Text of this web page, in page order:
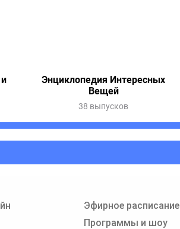
или сказок
Энциклопедия Интересных
Вещей
38 выпусков
Эфирное расписание
Программы и шоу